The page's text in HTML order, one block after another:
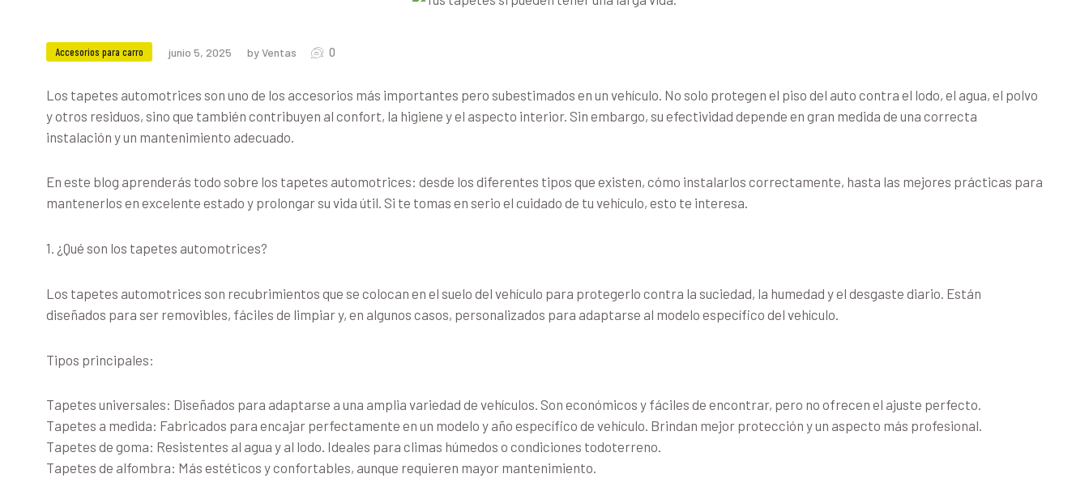
Accesorios para carro junio 5, 2025 by Ventas 0
Los tapetes automotrices son uno de los accesorios más importantes pero subestimados en un vehículo. No solo protegen el piso del auto contra el lodo, el agua, el polvo
y otros residuos, sino que también contribuyen al confort, la higiene y el aspecto interior. Sin embargo, su efectividad depende en gran medida de una correcta
instalación y un mantenimiento adecuado.
En este blog aprenderás todo sobre los tapetes automotrices: desde los diferentes tipos que existen, cómo instalarlos correctamente, hasta las mejores prácticas para
mantenerlos en excelente estado y prolongar su vida útil. Si te tomas en serio el cuidado de tu vehículo, esto te interesa.
1. ¿Qué son los tapetes automotrices?
Los tapetes automotrices son recubrimientos que se colocan en el suelo del vehículo para protegerlo contra la suciedad, la humedad y el desgaste diario. Están
diseñados para ser removibles, fáciles de limpiar y, en algunos casos, personalizados para adaptarse al modelo específico del vehículo.
Tipos principales:
Tapetes universales: Diseñados para adaptarse a una amplia variedad de vehículos. Son económicos y fáciles de encontrar, pero no ofrecen el ajuste perfecto.
Tapetes a medida: Fabricados para encajar perfectamente en un modelo y año específico de vehículo. Brindan mejor protección y un aspecto más profesional.
Tapetes de goma: Resistentes al agua y al lodo. Ideales para climas húmedos o condiciones todoterreno.
Tapetes de alfombra: Más estéticos y confortables, aunque requieren mayor mantenimiento.